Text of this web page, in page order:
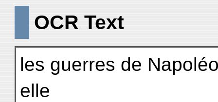
OCR Text
les guerres de
elle